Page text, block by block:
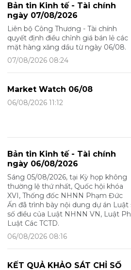
Bản tin Kinh tế - Tài chính
ngày 07/08/2026
Liên bộ Công Thương - Tài chính
quyết định điều chỉnh giá bán lẻ các
mặt hàng xăng dầu từ ngày 06/08.
07/08/2026 08:24
Market Watch 06/08
06/08/2026 11:12
Bản tin Kinh tế - Tài chính
ngày 06/08/2026
Sáng 05/08/2026, tại Kỳ họp không
thường lệ thứ nhất, Quốc hội khóa
XVI, Thống đốc NHNN Phạm Đức
Ấn đã trình bày nội dung dự án
số điều của Luật NHNN VN, Luật
Luật Các TCTD.
06/08/2026 08:16
KẾT QUẢ KHẢO SÁT CHỈ SỐ